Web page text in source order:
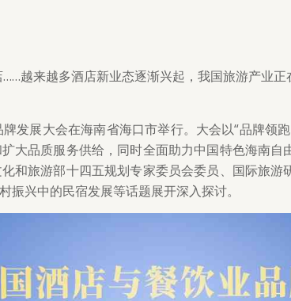
越来越多酒店新业态逐渐兴起，我国旅游产业
发展大会在海南省海口市举行。大会以“品牌领
大品质服务供给，同时全面助力中国特色海南
和旅游部十四五规划专家委员会委员、国际旅
兴中的民宿发展等话题展开深入探讨。